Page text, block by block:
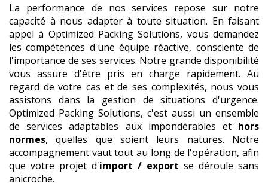
La performance de nos services repose sur notre
capacité à nous adapter à toute situation. En faisant
appel à Optimized Packing Solutions, vous demandez
les compétences d'une équipe réactive, consciente de
l'importance de ses services. Notre grande disponibilité
vous assure d'être pris en charge rapidement. Au
regard de votre cas et de ses complexités, nous vous
assistons dans la gestion de situations d'urgence.
Optimized Packing Solutions, c'est aussi un ensemble
de services adaptables aux impondérables et hors
normes, quelles que soient leurs natures. Notre
accompagnement vaut tout au long de l'opération, afin
que votre projet d'import / export se déroule sans
anicroche.